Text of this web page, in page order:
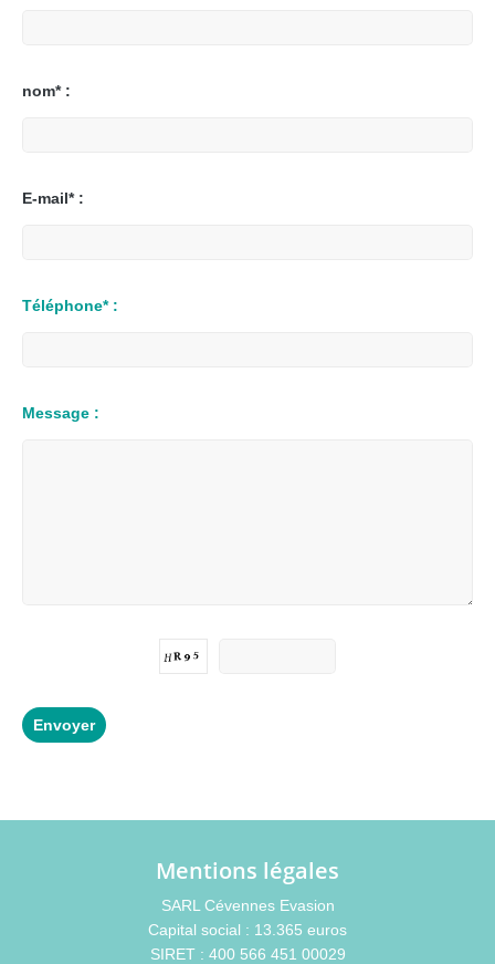
nom* :
E-mail* :
Téléphone* :
Message :
Mentions légales
SARL Cévennes Evasion
Capital social : 13.365 euros
SIRET : 400 566 451 00029